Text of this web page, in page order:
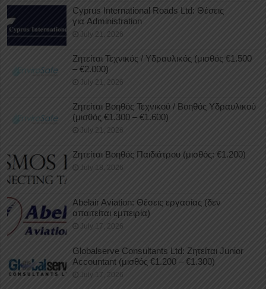
Cyprus International Roads Ltd: Θέσεις
για Administration
July 21, 2026
Ζητείται Τεχνικός / Υδραυλικός (μισθός €1.500
– €2.000)
July 21, 2026
Ζητείται Βοηθός Τεχνικού / Βοηθός Υδραυλικού
(μισθός €1.300 – €1.600)
July 21, 2026
Ζητείται Βοηθός Παιδιάτρου (μισθός: €1.200)
July 18, 2026
Abelair Aviation: Θέσεις εργασίας (δεν
απαιτείται εμπειρία)
July 17, 2026
Globalserve Consultants Ltd: Ζητείται Junior
Accountant (μισθός €1.200 – €1.300)
July 17, 2026